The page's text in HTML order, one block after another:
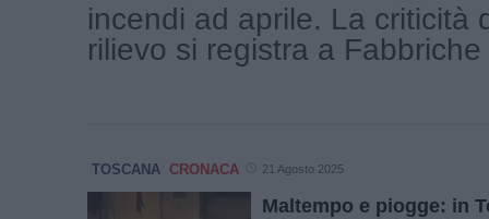
incendi ad aprile. La criticità
rilievo si registra a
TOSCANA CRONACA 21 Agosto 2025
Maltempo e piogge: in